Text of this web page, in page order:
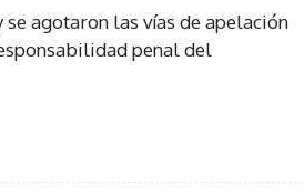
agotaron las vías de apelación
penal del